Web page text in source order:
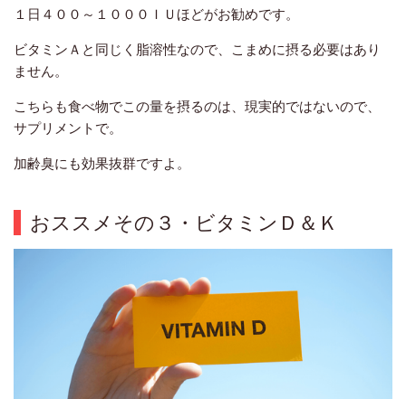
１日４００～１０００ＩＵほどがお勧めです。
ビタミンＡと同じく脂溶性なので、こまめに摂る必要はあり
ません。
こちらも食べ物でこの量を摂るのは、現実的ではないので、
サプリメントで。
加齢臭にも効果抜群ですよ。
おススメその３・ビタミンＤ＆Ｋ